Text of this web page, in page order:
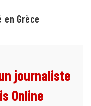
Grèce
journaliste
Online